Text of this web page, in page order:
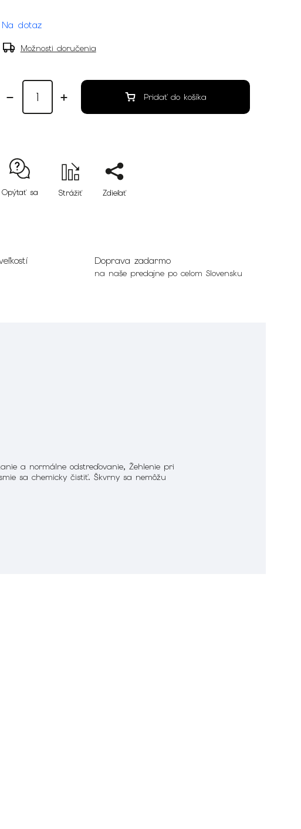
Na dotaz
Možnosti doručenia
Pridať do košíka
Opýtať sa Strážiť Zdieľať
Doprava zadarmo
na naše predajne po celom Slovensku
a normálne odstreďovanie, Žehlenie pri
sa chemicky čistiť. Škvrny sa nemôžu